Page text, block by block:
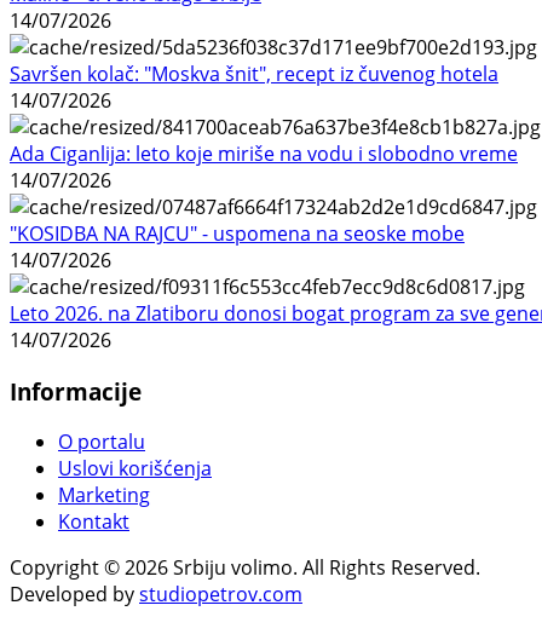
14/07/2026
Savršen kolač: "Moskva šnit", recept iz čuvenog hotela
14/07/2026
Ada Ciganlija: leto koje miriše na vodu i slobodno vreme
14/07/2026
"KOSIDBA NA RAJCU" - uspomena na seoske mobe
14/07/2026
Leto 2026. na Zlatiboru donosi bogat program za sve
14/07/2026
Informacije
O portalu
Uslovi korišćenja
Marketing
Kontakt
Copyright © 2026 Srbiju volimo. All Rights Reserved.
Developed bystudiopetrov.com